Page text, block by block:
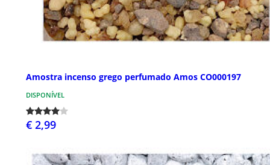
Amostra incenso grego perfumado Amos CO000197
DISPONÍVEL
€ 2,99